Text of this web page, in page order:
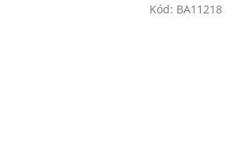
Kód: BA11218